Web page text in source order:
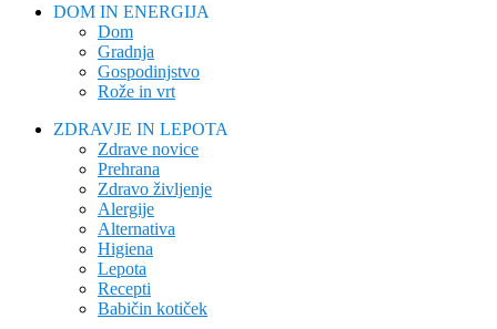
DOM IN ENERGIJA
Dom
Gradnja
Gospodinjstvo
Rože in vrt
ZDRAVJE IN LEPOTA
Zdrave novice
Prehrana
Zdravo življenje
Alergije
Alternativa
Higiena
Lepota
Recepti
Babičin kotiček